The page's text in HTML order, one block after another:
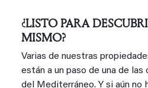
¿LISTO PARA
MISMO?
Varias de nuestras
están a un paso de una de
del Mediterráneo. Y si aún no